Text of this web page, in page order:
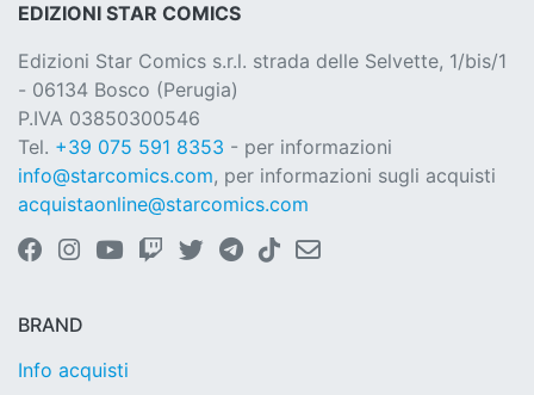
EDIZIONI STAR COMICS
Edizioni Star Comics s.r.l. strada delle Selvette, 1/bis/1
- 06134 Bosco (Perugia)
P.IVA 03850300546
Tel. +39 075 591 8353 - per informazioni
info@starcomics.com, per informazioni sugli acquisti
acquistaonline@starcomics.com
BRAND
Info acquisti